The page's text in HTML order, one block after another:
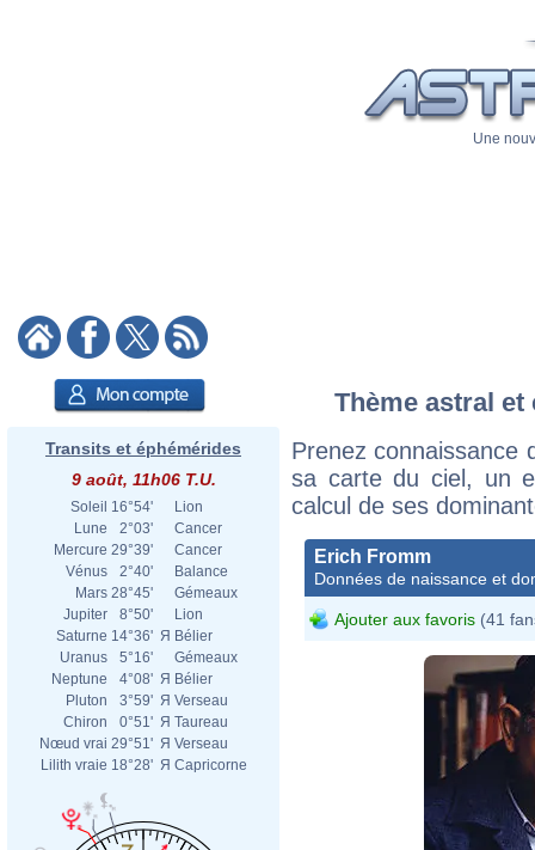
Une
Transits et éphémérides
9 août, 11h06 T.U.
Soleil 16°54'
Lion
Lune
2°03'
Cancer
Mercure 29°39'
Cancer
Vénus
2°40'
Balance
Mars 28°45'
Gémeaux
Jupiter
8°50'
Lion
Saturne 14°36' Я Bélier
Uranus
5°16'
Gémeaux
Neptune
4°08' Я Bélier
Pluton
3°59' Я Verseau
Chiron
0°51' Я Taureau
Nœud vrai 29°51' Я Verseau
Lilith vraie 18°28' Я Capricorne
Thème astral
Prenez connaissance
sa carte du ciel, un
calcul de ses
Erich Fromm
Données de naissance et
Ajouter aux favoris (41